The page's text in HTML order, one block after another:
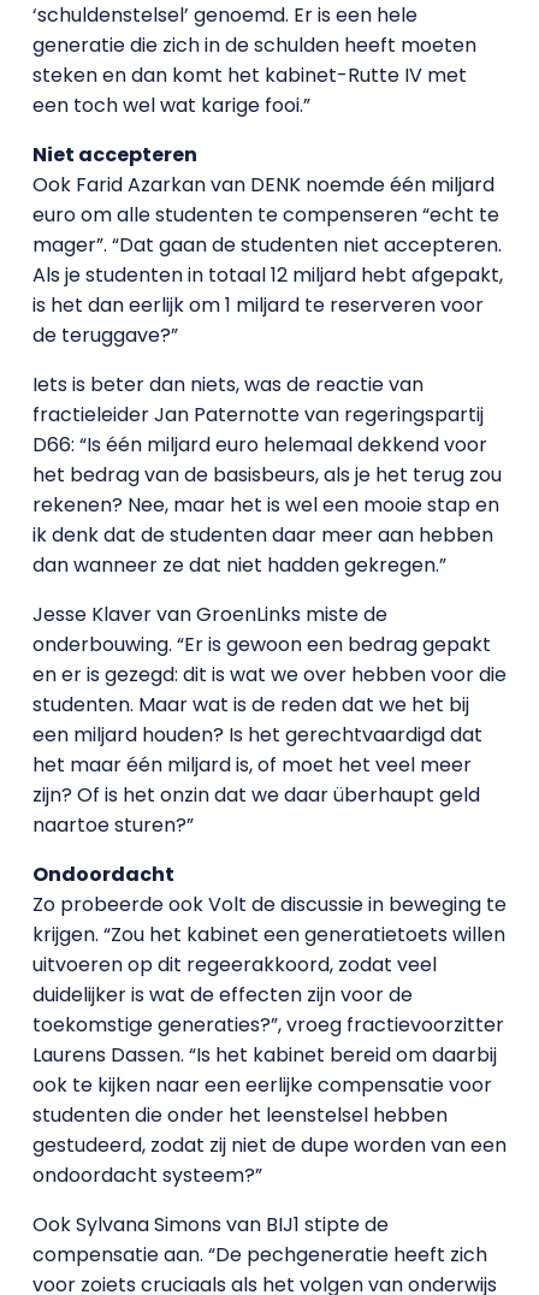
‘schuldenstelsel’ genoemd. Er is een hele
generatie die zich in de schulden heeft moeten
steken en dan komt het kabinet-Rutte IV met
een toch wel wat karige fooi.”
Niet accepteren
Ook Farid Azarkan van DENK noemde één miljard
euro om alle studenten te compenseren “echt te
mager”. “Dat gaan de studenten niet accepteren.
Als je studenten in totaal 12 miljard hebt afgepakt,
is het dan eerlijk om 1 miljard te reserveren voor
de teruggave?”
Iets is beter dan niets, was de reactie van
fractieleider Jan Paternotte van regeringspartij
D66: “Is één miljard euro helemaal dekkend voor
het bedrag van de basisbeurs, als je het terug zou
rekenen? Nee, maar het is wel een mooie stap en
ik denk dat de studenten daar meer aan hebben
dan wanneer ze dat niet hadden gekregen.”
Jesse Klaver van GroenLinks miste de
onderbouwing. “Er is gewoon een bedrag gepakt
en er is gezegd: dit is wat we over hebben voor die
studenten. Maar wat is de reden dat we het bij
een miljard houden? Is het gerechtvaardigd dat
het maar één miljard is, of moet het veel meer
zijn? Of is het onzin dat we daar überhaupt geld
naartoe sturen?”
Ondoordacht
Zo probeerde ook Volt de discussie in beweging te
krijgen. “Zou het kabinet een generatietoets willen
uitvoeren op dit regeerakkoord, zodat veel
duidelijker is wat de effecten zijn voor de
toekomstige generaties?”, vroeg fractievoorzitter
Laurens Dassen. “Is het kabinet bereid om daarbij
ook te kijken naar een eerlijke compensatie voor
studenten die onder het leenstelsel hebben
gestudeerd, zodat zij niet de dupe worden van een
ondoordacht systeem?”
Ook Sylvana Simons van BIJ1 stipte de
compensatie aan. “De pechgeneratie heeft zich
voor zoiets cruciaals als het volgen van onderwijs